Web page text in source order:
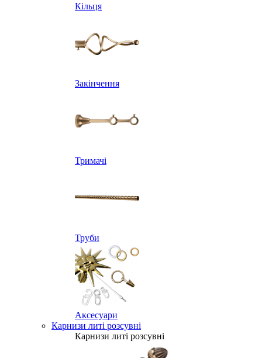
Кільця
Закінчення
Тримачі
Труби
Аксесуари
Карнизи литі розсувні
Карнизи литі розсувні